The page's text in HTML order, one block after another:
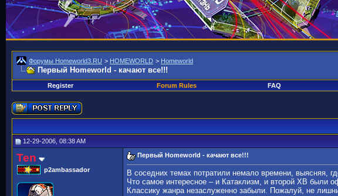
Форумы Homeworld3.RU > HOMEWORLD > Homeworld
Первый Homeworld - качают все!!!
Register
Forum Rules FAQ
12-29-2006, 08:38 AM
Ten
p2ambassador
Первый Homeworld - качают все!!!
В соседних темах потратили немало времени, выясняя,
Что самое интересное – и Катаклизм, и второй ХВ были
Классику жанра незаслуженно забыли. Пожалуй, не